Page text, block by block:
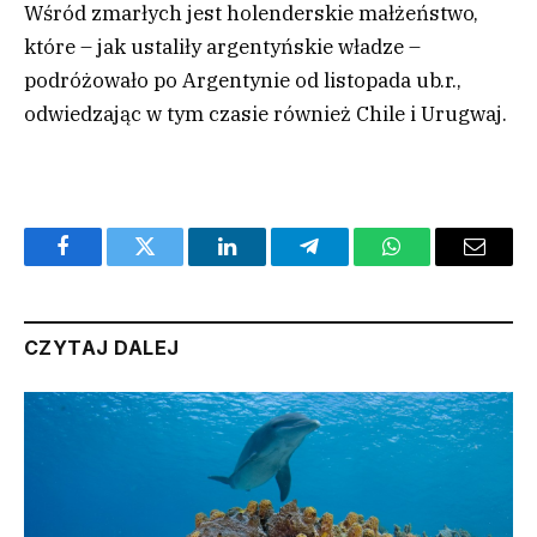
Wśród zmarłych jest holenderskie małżeństwo,
które – jak ustaliły argentyńskie władze –
podróżowało po Argentynie od listopada ub.r.,
odwiedzając w tym czasie również Chile i Urugwaj.
FacebookTwitter LinkedInTelegramWhatsAppEmail
CZYTAJ DALEJ